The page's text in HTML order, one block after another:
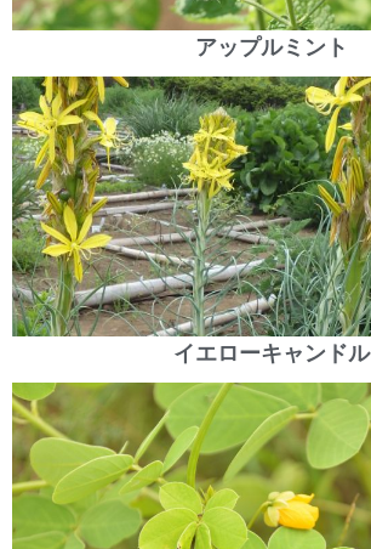
アップルミント
イエローキャンドル